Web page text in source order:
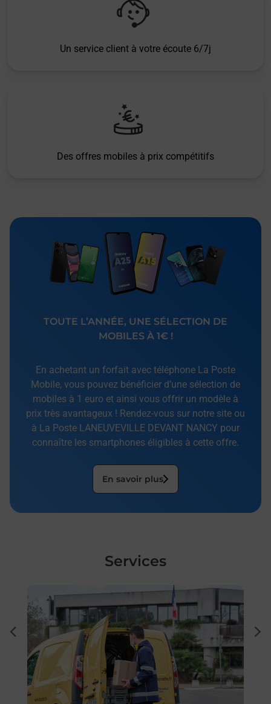
Un service client à votre écoute 6/7j
Des offres mobiles à prix compétitifs
TOUTE L’ANNÉE, UNE SÉLECTION DE
MOBILES À 1€ !
En achetant un forfait avec téléphone La Poste
Mobile, vous pouvez bénéficier d’une sélection de
mobiles à 1 euro et ainsi vous offrir un modèle à
prix très avantageux ! Rendez-vous sur notre site ou
à La Poste LANEUVEVILLE DEVANT NANCY pour
connaître les smartphones éligibles à cette offre.
En savoir plus
Services
En savoir plus